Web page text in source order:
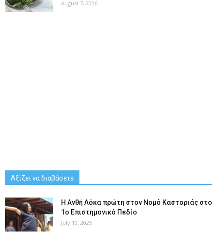
August 7, 2026
Αξίζει να διαβάσετε
Η Ανθή Λόκα πρώτη στον Νομό Καστοριάς στο
1ο Επιστημονικό Πεδίο
July 10, 2026